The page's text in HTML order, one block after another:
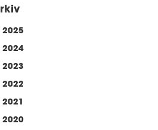
2025
2024
2023
2022
2021
2020